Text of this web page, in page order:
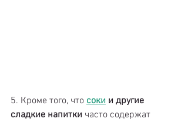
5. Кроме того, что соки и другие
сладкие напитки часто содержат